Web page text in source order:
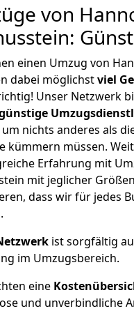
von
einen Umzug von
dabei möglichstviel
Unser Netzwerk
um nichts anderes als
kümmern müssen.
Erfahrung mit
mit jeglicher
dass wir für jedes
ist sorgfältig
im Umzugsbereich.
eine
und unverbindliche